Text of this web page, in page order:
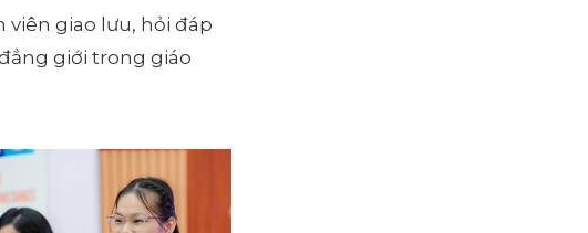
viên giao lưu, hỏi đáp
giới trong giáo